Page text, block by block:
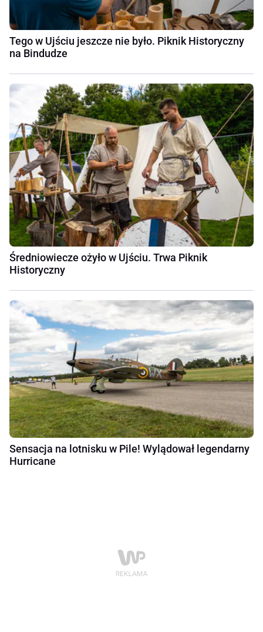
Tego w Ujściu jeszcze nie było. Piknik Historyczny
na Bindudze
Średniowiecze ożyło w Ujściu. Trwa Piknik
Historyczny
Sensacja na lotnisku w Pile! Wylądował legendarny
Hurricane